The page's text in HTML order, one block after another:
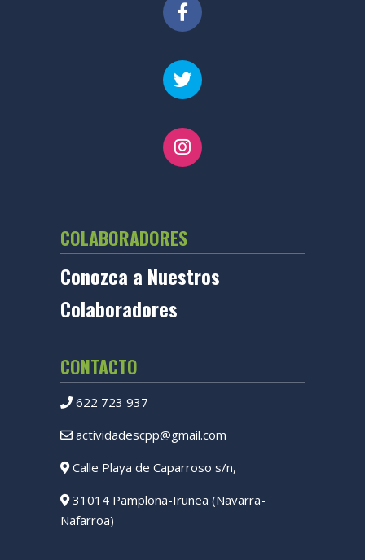
COLABORADORES
Conozca a Nuestros
Colaboradores
CONTACTO
622 723 937
actividadescpp@gmail.com
Calle Playa de Caparroso s/n,
31014 Pamplona-Iruñea (Navarra-
Nafarroa)